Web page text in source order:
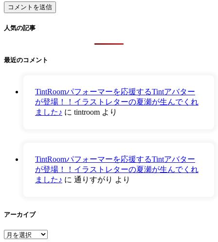
人気の記事
最近のコメント
TintRoomパフォーマーを応援するTintアバター
が登場！！イラストレターの夏瀬が生んでくれ
ました♪ に tintroom より
TintRoomパフォーマーを応援するTintアバター
が登場！！イラストレターの夏瀬が生んでくれ
ました♪ に 通りすがり より
アーカイブ
ア